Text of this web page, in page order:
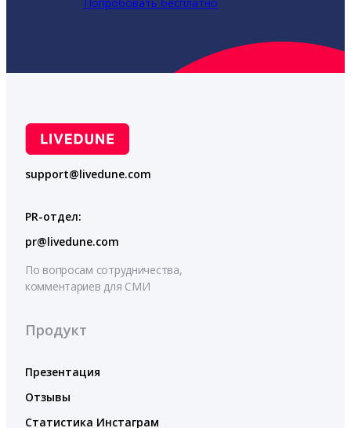
support@livedune.com
PR-отдел:
pr@livedune.com
По вопросам сотрудничества,
комментариев для СМИ
Продукт
Презентация
Отзывы
Статистика Инстаграм